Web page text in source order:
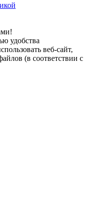
удобства
веб-сайт,
(в соответствии с